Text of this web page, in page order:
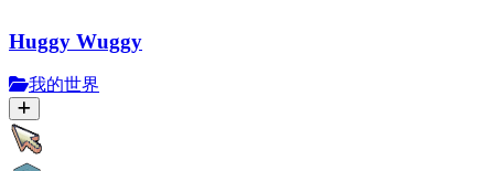
Huggy Wuggy
我的世界